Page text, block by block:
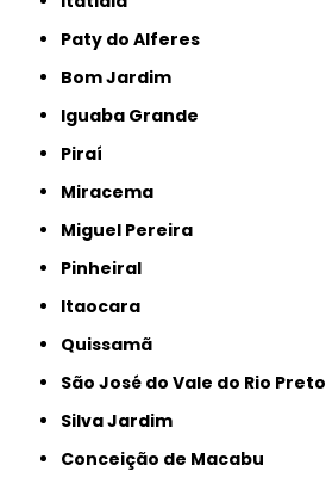
Paty do Alferes
Bom Jardim
Iguaba Grande
Piraí
Miracema
Miguel Pereira
Pinheiral
Itaocara
Quissamã
São José do Vale do Rio Preto
Silva Jardim
Conceição de Macabu